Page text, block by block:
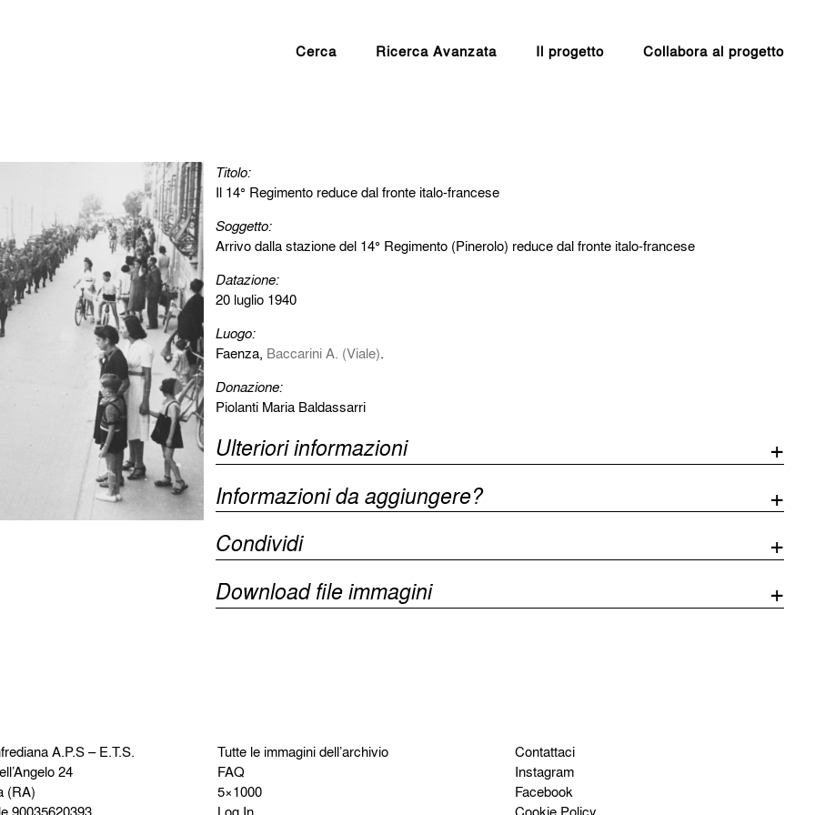
Cerca Ricerca Avanzata Il progetto Collabora al progetto
Titolo:
Il 14° Regimento reduce dal fronte italo-francese
Soggetto:
Arrivo dalla stazione del 14° Regimento (Pinerolo) reduce dal fronte italo-francese
Datazione:
20 luglio 1940
Luogo:
Faenza, Baccarini A. (Viale).
Donazione:
Piolanti Maria Baldassarri
Ulteriori informazioni
Informazioni da aggiungere?
Condividi
Download file immagini
A.P.S – E.T.S.
24
(RA)
90035620393
Tutte le immagini dell’archivio
FAQ
5×1000
Log In
Contattaci
Instagram
Facebook
Cookie Policy